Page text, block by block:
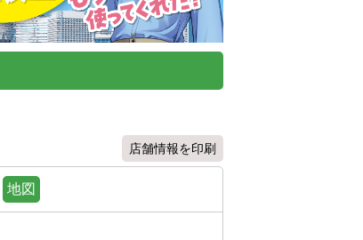
店舗情報を印刷
地図